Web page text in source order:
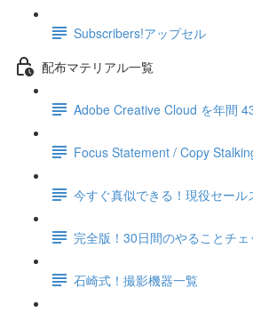
Subscribers!アップセル
配布マテリアル一覧
Adobe Creative Cloud を年間
Focus Statement / Copy
今すぐ真似できる！現役セール
完全版！30日間のやることチェ
石崎式！撮影機器一覧